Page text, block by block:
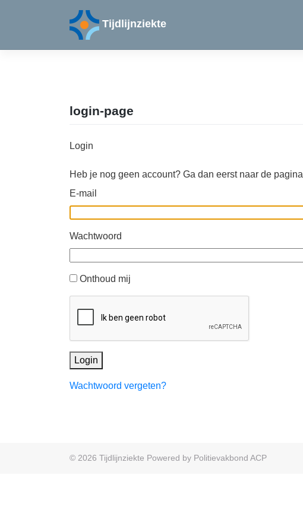
Tijdlijnziekte
login-page
Login
Heb je nog geen account? Ga dan eerst naar de pagina
E-mail
Wachtwoord
Onthoud mij
Login
Wachtwoord vergeten?
© 2026 Tijdlijnziekte Powered by Politievakbond ACP